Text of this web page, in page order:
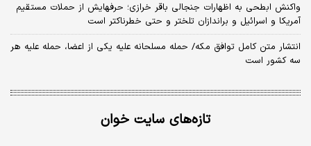
واکنش ابطحی به اظهارات جنجالی باقر خرازی؛ حرفهایش از حملات مستقیم
آمریکا و اسرائیل و براندازان تلختر و حتی خطرناکتر است
انتشار متن کامل توافق مکه/ حمله مسلحانه علیه یکی از اعضا، حمله علیه هر
سه کشور است
تازه‌های سایت خوان